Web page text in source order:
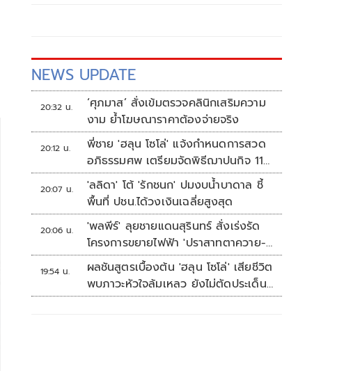
NEWS UPDATE
20:32 น.
‘ศุภมาส’ สั่งเข้มตรวจคลินิกเสริมความ
งาม ย้ำโฆษณาราคาต้องจ่ายจริง
20:12 น.
พี่ชาย 'ฮลุน โซโล่' แจ้งกำหนดการสวด
อภิธรรมศพ เตรียมจัดพิธีฌาปนกิจ 11
ส.ค.
20:07 น.
'ลลิดา' โต้ 'รักชนก' ปมงบน้ำบาดาล ชี้
พื้นที่ ปชน.ได้วงเงินเฉลี่ยสูงสุด
20:06 น.
'พลพีร์' ลุยชายแดนสุรินทร์ สั่งเร่งรัด
โครงการขยายไฟฟ้า 'ปราสาทตาควาย-
เนิน 350'
19:54 น.
ผลชันสูตรเบื้องต้น 'ฮลุน โซโล่' เสียชีวิต
พบภาวะหัวใจล้มเหลว ยังไม่ตัดประเด็น
สารพิษ รอจอร์เจียส่งผลตรวจครั้งแรก